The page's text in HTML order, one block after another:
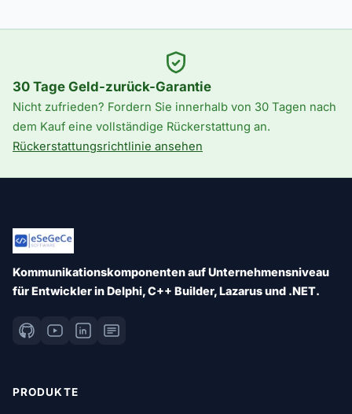
30 Tage Geld-zurück-Garantie
Nicht zufrieden? Fordern Sie innerhalb von 30 Tagen nach
dem Kauf eine vollständige Rückerstattung an.
Rückerstattungsrichtlinie ansehen
Kommunikationskomponenten auf Unternehmensniveau
für Entwickler in Delphi, C++ Builder, Lazarus und .NET.
PRODUKTE